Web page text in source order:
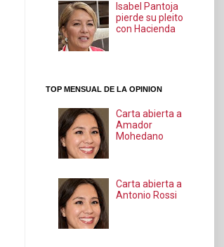
Isabel Pantoja
pierde su pleito
con Hacienda
TOP MENSUAL DE LA OPINION
Carta abierta a
Amador
Mohedano
Carta abierta a
Antonio Rossi